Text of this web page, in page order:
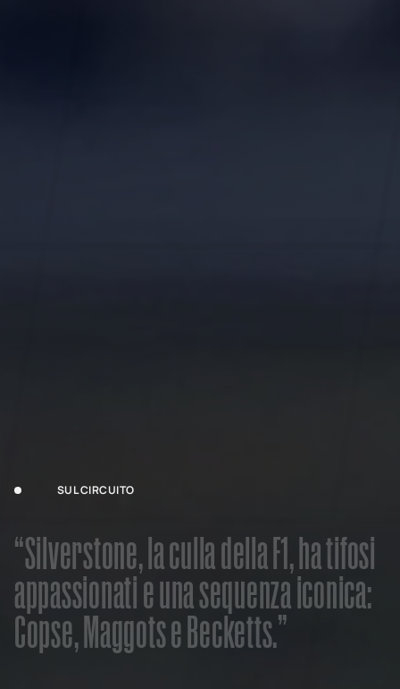
SUL CIRCUITO
“Silverstone,laculladellaF1,hatifosi
appassionatieunasequenzaiconica:
Copse,MaggotseBecketts.”